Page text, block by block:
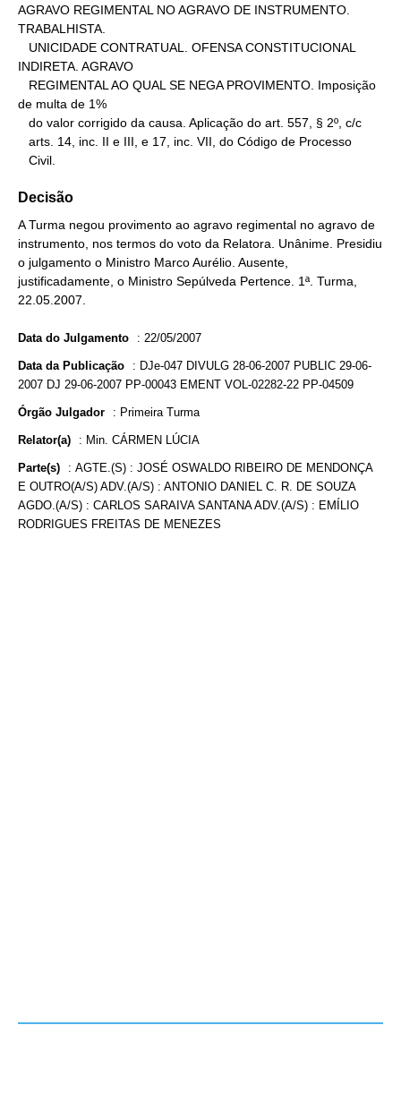
AGRAVO REGIMENTAL NO AGRAVO DE INSTRUMENTO.
TRABALHISTA.
INDIRETA. AGRAVO
de multa de 1%
   Civil.
Decisão
A Turma negou provimento ao agravo regimental no agravo de
instrumento, nos termos do voto da Relatora. Unânime. Presidiu
o julgamento o Ministro Marco Aurélio. Ausente,
justificadamente, o Ministro Sepúlveda Pertence. 1ª. Turma,
22.05.2007.
Data do Julgamento : 22/05/2007
Data da Publicação : DJe-047 DIVULG 28-06-2007 PUBLIC 29-06-
2007 DJ 29-06-2007 PP-00043 EMENT VOL-02282-22 PP-04509
Órgão Julgador : Primeira Turma
Relator(a) : Min. CÁRMEN LÚCIA
Parte(s) : AGTE.(S) : JOSÉ OSWALDO RIBEIRO DE MENDONÇA
E OUTRO(A/S) ADV.(A/S) : ANTONIO DANIEL C. R. DE SOUZA
AGDO.(A/S) : CARLOS SARAIVA SANTANA ADV.(A/S) : EMÍLIO
RODRIGUES FREITAS DE MENEZES